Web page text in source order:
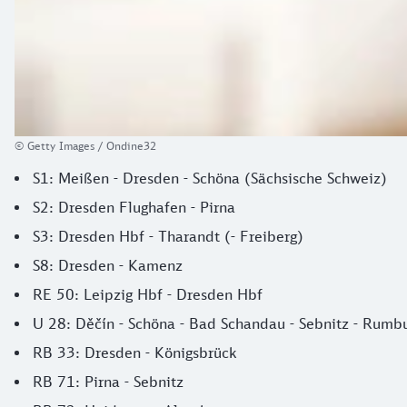
© Getty Images / Ondine32
S1: Meißen - Dresden - Schöna (Sächsische Schweiz)
S2: Dresden Flughafen - Pirna
S3: Dresden Hbf - Tharandt (- Freiberg)
S8: Dresden - Kamenz
RE 50: Leipzig Hbf - Dresden Hbf
U 28: Děčín - Schöna - Bad Schandau - Sebnitz -
RB 33: Dresden - Königsbrück
RB 71: Pirna - Sebnitz